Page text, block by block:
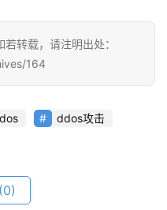
转载，请注明出处：
164
ddos攻击
(0)